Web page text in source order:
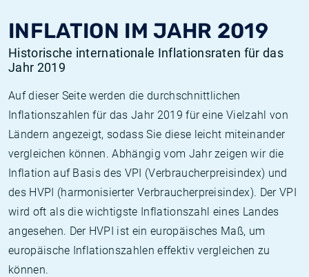
INFLATION IM JAHR 2019
Historische internationale Inflationsraten für das
Jahr 2019
Auf dieser Seite werden die durchschnittlichen
Inflationszahlen für das Jahr 2019 für eine Vielzahl von
Ländern angezeigt, sodass Sie diese leicht miteinander
vergleichen können. Abhängig vom Jahr zeigen wir die
Inflation auf Basis des VPI (Verbraucherpreisindex) und
des HVPI (harmonisierter Verbraucherpreisindex). Der VPI
wird oft als die wichtigste Inflationszahl eines Landes
angesehen. Der HVPI ist ein europäisches Maß, um
europäische Inflationszahlen effektiv vergleichen zu
können.